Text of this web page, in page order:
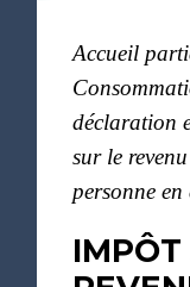
Accueil
déclaration
sur le
personne
IMPÔT